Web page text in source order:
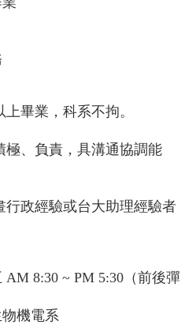
畢業，科系不拘。
極、負責，具溝通協調能
行政經驗或台大助理經驗者
8:30 ~ PM 5:30（前後彈
機電系